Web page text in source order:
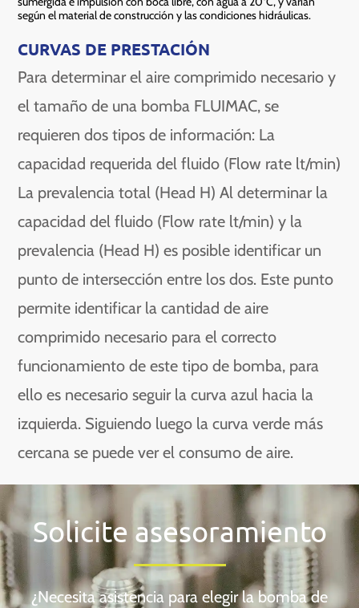
según el material de construcción y las condiciones hidráulicas.
CURVAS DE PRESTACIÓN
Para determinar el aire comprimido necesario y
el tamaño de una bomba FLUIMAC, se
requieren dos tipos de información: La
capacidad requerida del fluido (Flow rate lt/min)
La prevalencia total (Head H) Al determinar la
capacidad del fluido (Flow rate lt/min) y la
prevalencia (Head H) es posible identificar un
punto de intersección entre los dos. Este punto
permite identificar la cantidad de aire
comprimido necesario para el correcto
funcionamiento de este tipo de bomba, para
ello es necesario seguir la curva azul hacia la
izquierda. Siguiendo luego la curva verde más
cercana se puede ver el consumo de aire.
Solicite asesoramiento
¿Necesita asistencia para elegir la bomba de